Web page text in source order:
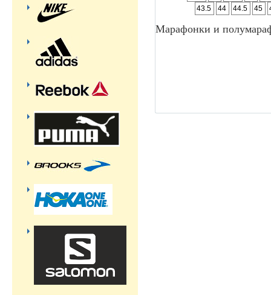
43.5
44 44.5 45
Марафонки и